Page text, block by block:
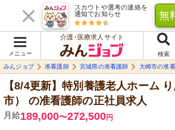
スカウトや選考の連絡を
通知でお知らせ
無
メニュー
介護･医療求人サイト
検索
みんジョブ
准看護師 宮城県の准看護師 大崎市の准
【8/4更新】特別養護老人ホーム
市）
の准看護師の正社員求人
月給189,000〜272,500円